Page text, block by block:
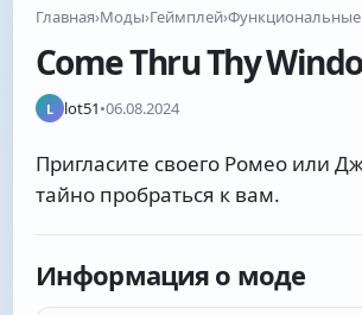
Главная›Моды›Геймплей›
Come Thru Thy
L lot51•06.08.2024
Пригласите своего Ромео или
тайно пробраться к вам.
Информация о моде